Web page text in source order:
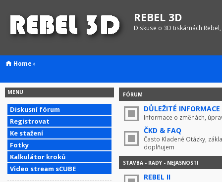
REBEL 3D
Diskuse o 3D tiskárnách
Home ‹
MENU
Diskusní fórum
Registrovat
Ke stažení
Fotky
Kalkulátor kroků
Video stream sCUBE
FÓRUM
DŮLEŽITÉ INFORMACE
Informace o změnách,
ČKD & FAQ
Často Kladené Otázky,
doplňujem
STAVBA - RADY - NEJASNOSTI
REBEL II